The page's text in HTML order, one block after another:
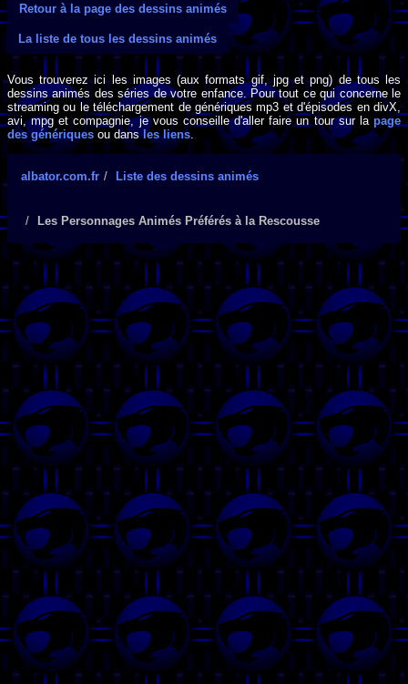
Retour à la page des dessins animés
La liste de tous les dessins animés
Vous trouverez ici les images (aux formats gif, jpg et png) de tous les
dessins animés des séries de votre enfance. Pour tout ce qui concerne le
streaming ou le téléchargement de génériques mp3 et d'épisodes en divX,
avi, mpg et compagnie, je vous conseille d'aller faire un tour sur la page
des génériques ou dansles liens.
albator.com.fr Liste des dessins animés
Les Personnages Animés Préférés à la Rescousse